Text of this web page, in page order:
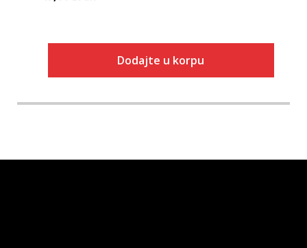
Dodajte u korpu